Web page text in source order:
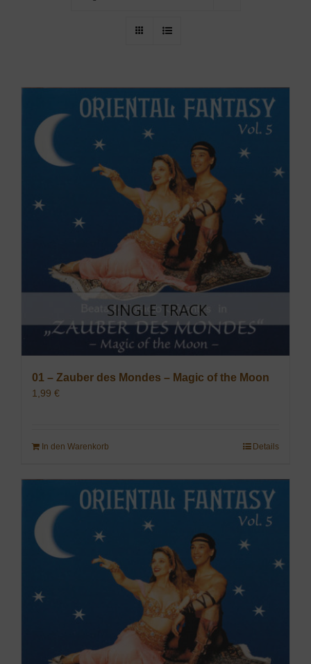
01 – Zauber des Mondes – Magic of the Moon
1,99 €
In den Warenkorb Details